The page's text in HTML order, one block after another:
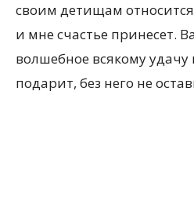
своим детищам
и мне счастье принесет.
волшебное всякому удачу
подарит, без него не